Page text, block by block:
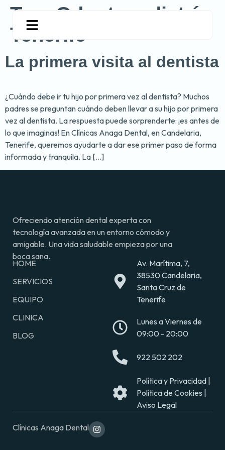
Tag: Odontopediatría
Tenerife
La primera visita al dentista
¿Cuándo debe ir tu hijo por primera vez al dentista? Muchos
padres se preguntan cuándo deben llevar a su hijo por primera
vez al dentista. La respuesta puede sorprenderte: ¡es antes de
lo que imaginas! En Clínicas Anaga Dental, en Candelaria,
Tenerife, queremos ayudarte a dar ese primer paso de forma
informada y tranquila. La […]
Ofreciendo atención dental experta con
tecnología avanzada en un entorno cómodo y
amigable. Una vida saludable empieza por una
boca sana.
HOME
SERVICIOS
EQUIPO
CLINICA
BLOG
Av. Marítima, 7,
38530 Candelaria,
Santa Cruz de
Tenerife
Lunes a Viernes de
09:00 - 20:00
922 502 202
Política y Privacidad |
Política de Cookies |
Aviso Legal
Clínicas Anaga Dental